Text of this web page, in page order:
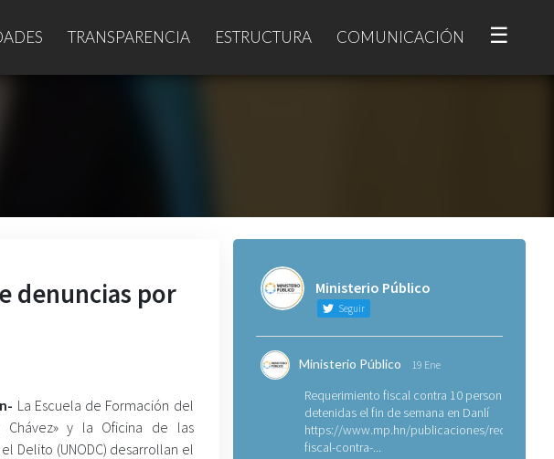
TRANSPARENCIA ESTRUCTURA COMUNICACIÓN ☰
denuncias por
La Escuela de Formación del
Chávez» y la Oficina de las
Delito (UNODC) desarrollan el
Ministerio Público
Seguir
Ministerio Público 19 Ene
Requerimiento fiscal contra 10 personas
detenidas el fin de semana en Danlí
https://www.mp.hn/publicaciones/
fiscal-contra-...